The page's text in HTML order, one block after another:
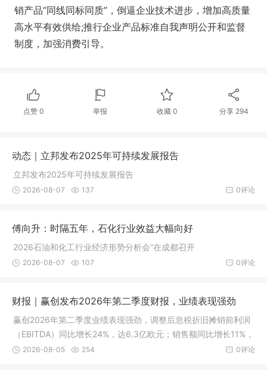
销产品“同线同标同质”，倒逼企业技术进步，增加高质量
高水平有效供给;推行企业产品标准自我声明公开和监督
制度，加强消费引导。
点赞 0 举报 收藏 0 分享 294
动态｜立邦发布2025年可持续发展报告​
立邦发布2025年可持续发展报告​
0评论
2026-08-07 137
傅向升：时隔五年，石化行业效益大幅向好
2026石油和化工行业经济形势分析会”在成都召开
0评论
2026-08-07 107
财报｜赢创发布2026年第二季度财报，业绩表现强劲
赢创2026年第二季度业绩表现强劲，调整后息税折旧摊销前利润
（EBITDA）同比增长24%，达6.3亿欧元；销售额同比增长11%，
销量和销售价格均提升7%。
0评论
2026-08-05 254